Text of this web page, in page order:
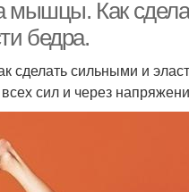
мышцы. Как
бедра.
сделать сильными и
сил и через